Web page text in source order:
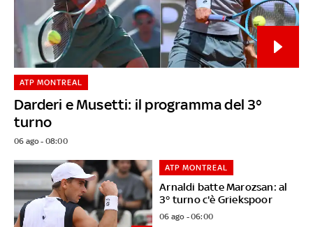
Darderi e Musetti: il programma del 3°
turno
ATP MONTREAL
06 ago - 08:00
Arnaldi batte Marozsan: al
3° turno c'è Griekspoor
ATP MONTREAL
06 ago - 06:00